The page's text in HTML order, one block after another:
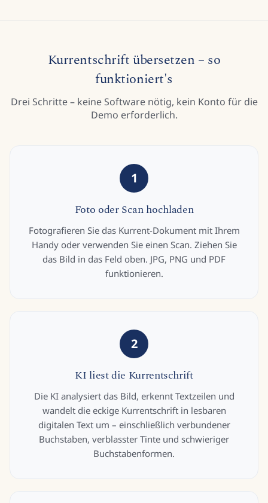
Kurrentschrift übersetzen – so
funktioniert's
Drei Schritte – keine Software nötig, kein Konto für die
Demo erforderlich.
1
Foto oder Scan hochladen
Fotografieren Sie das Kurrent-Dokument mit Ihrem
Handy oder verwenden Sie einen Scan. Ziehen Sie
das Bild in das Feld oben. JPG, PNG und PDF
funktionieren.
2
KI liest die Kurrentschrift
Die KI analysiert das Bild, erkennt Textzeilen und
wandelt die eckige Kurrentschrift in lesbaren
digitalen Text um – einschließlich verbundener
Buchstaben, verblasster Tinte und schwieriger
Buchstabenformen.